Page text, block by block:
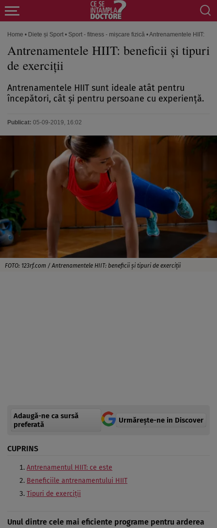
Home • Diete și Sport • Sport - fitness - mișcare fizică •Antrenamentele HIIT:
Antrenamentele HIIT: beneficii şi tipuri
de exerciţii
Antrenamentele HIIT sunt ideale atât pentru
începători, cât şi pentru persoane cu experienţă.
Publicat: 05-09-2019, 16:02
FOTO: 123rf.com / Antrenamentele HIIT: beneficii şi tipuri de exerciţii
Adaugă-ne ca sursă
preferată
Urmărește-ne in Discover
CUPRINS
Antrenamentul HIIT: ce este
Beneficiile antrenamentului HIIT
Tipuri de exerciţii
Unul dintre cele mai eficiente programe pentru arderea